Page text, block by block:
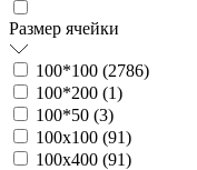
Размер ячейки
100*100 (2786)
100*200 (1)
100*50 (3)
100х100 (91)
100х400 (91)